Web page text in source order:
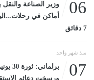
06
وزير الصناعة والنقل
7 دقائق
منذ شهر واحد
07